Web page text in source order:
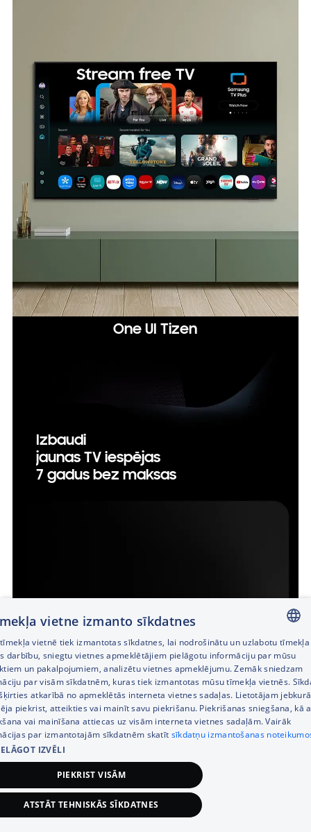
449,00€
One UI Tizen
Izbaudi
jaunas TV iespējas
7 gadus bez maksas
LATVIAN
RUSSIAN
ENGLISH
vietne izmanto sīkdatnes
vietnē tiek izmantotas sīkdatnes, lai nodrošinātu un uzlabotu tīmekļa
darbību, sniegtu vietnes apmeklētājiem pielāgotu informāciju par mūsu
un pakalpojumiem, analizētu vietnes apmeklējumu. Zemāk sniedzam
par visām sīkdatnēm, kuras tiek izmantotas mūsu tīmekļa vietnēs.
atkarībā no apmeklētās interneta vietnes sadaļas. Lietotājam
piekrist, atteikties vai mainīt savu piekrišanu. Piekrišanas sniegšana, kā
vai mainīšana attiecas uz visām interneta vietnes sadaļām. Vairāk
par izmantotajām sīkdatnēm skatīt sīkdatņu izmantošanas
IZVĒLI
PIEKRIST VISĀM
ATSTĀT TEHNISKĀS SĪKDATNES